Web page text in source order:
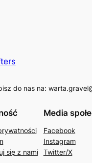
do nas na:
się z nami
Media
Facebook
Instagram
Twitter/X